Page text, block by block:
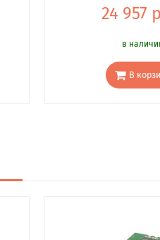
24 957
в
В